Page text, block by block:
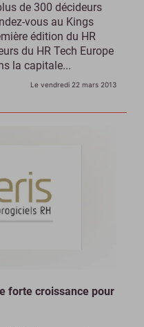
de 300 décideurs
vous au Kings
édition du HR
du HR Tech Europe
la capitale...
Le vendredi 22 mars 2013
forte croissance pour